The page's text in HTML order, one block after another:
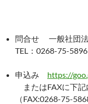
問合せ 一般社団
TEL：0268-75-
申込み https://
またはFAXに下記
（FAX:0268-75-